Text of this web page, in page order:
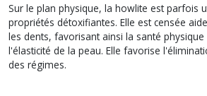
Sur le plan physique, la howlite est parfois
propriétés détoxifiantes. Elle est censée
les dents, favorisant ainsi la santé
l'élasticité de la peau. Elle favorise
des régimes.